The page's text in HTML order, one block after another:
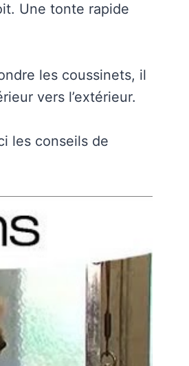
Une tonte rapide
les coussinets, il
vers l’extérieur.
les conseils de